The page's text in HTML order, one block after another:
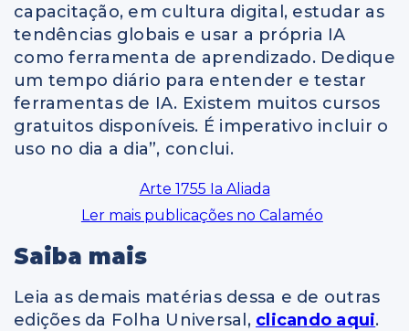
capacitação, em cultura digital, estudar as
tendências globais e usar a própria IA
como ferramenta de aprendizado. Dedique
um tempo diário para entender e testar
ferramentas de IA. Existem muitos cursos
gratuitos disponíveis. É imperativo incluir o
uso no dia a dia”, conclui.
Arte 1755 Ia Aliada
Ler mais publicações no Calaméo
Saiba mais
Leia as demais matérias dessa e de outras
edições da Folha Universal, clicando aqui.